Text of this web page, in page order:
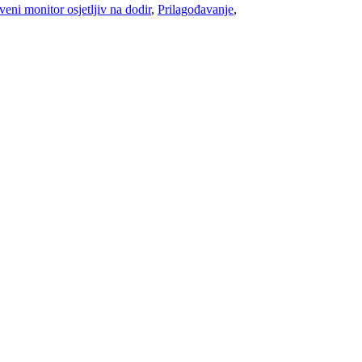
monitor osjetljiv na dodir, Prilagođavanje,